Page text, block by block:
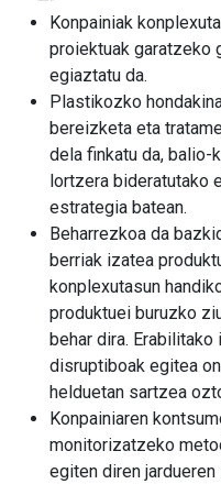
Konpainiak
proiektuak garatzeko
egiaztatu da.
Plastikozko
bereizketa eta
dela finkatu da, balio-
lortzera bideratutako
estrategia batean.
Beharrezkoa da
berriak izatea
konplexutasun
produktuei buruzko
behar dira.
disruptiboak egitea
helduetan sartzea
Konpainiaren
monitorizatzeko
egiten diren